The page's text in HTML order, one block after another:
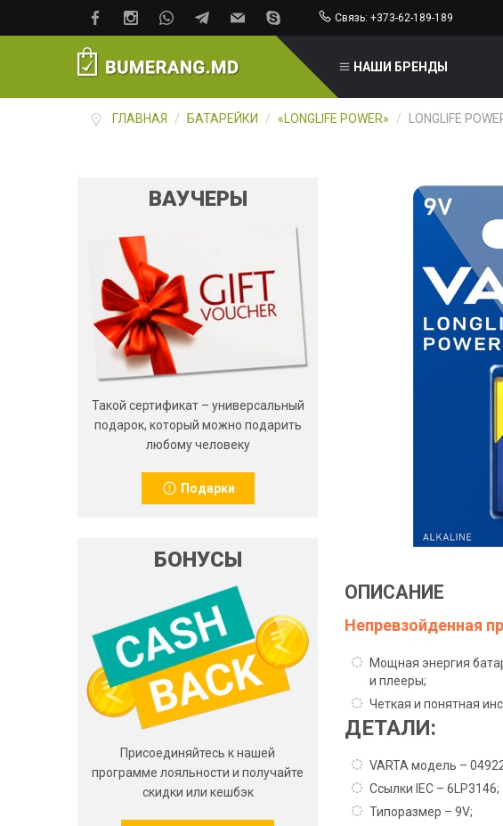
Связь: +373-62-189-189
НАШИ БРЕНДЫ
ГЛАВНАЯ / БАТАРЕЙКИ / «LONGLIFE POWER» / LONGLIFE
ВАУЧЕРЫ
Такой сертификат – универсальный
подарок, который можно подарить
любому человеку
Подарки
БОНУСЫ
Присоединяйтесь к нашей
программе лояльности и получайте
скидки или кешбэк
ОПИСАНИЕ
Непревзойденная
Мощная энергия
и плееры;
Четкая и понятная
ДЕТАЛИ:
VARTA модель –
Ссылки IEC – 6LP3146;
Типоразмер – 9V;